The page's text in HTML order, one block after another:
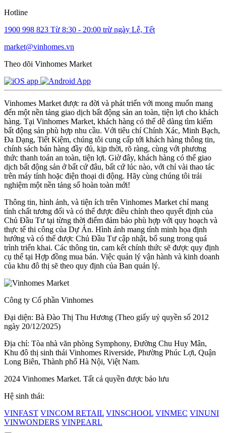
Hotline
1900 998 823 Từ 8:30 - 20:00 trừ ngày Lễ, Tết
market@vinhomes.vn
Theo dõi Vinhomes Market
Vinhomes Market được ra đời và phát triển với mong muốn mang
đến một nền tảng giao dịch bất động sản an toàn, tiện lợi cho khách
hàng. Tại Vinhomes Market, khách hàng có thể dễ dàng tìm kiếm
bất động sản phù hợp nhu cầu. Với tiêu chí Chính Xác, Minh Bạch,
Đa Dạng, Tiết Kiệm, chúng tôi cung cấp tới khách hàng thông tin,
chính sách bán hàng đầy đủ, kịp thời, rõ ràng, cùng với phương
thức thanh toán an toàn, tiện lợi. Giờ đây, khách hàng có thể giao
dịch bất động sản ở bất cứ đâu, bất cứ lúc nào, với chỉ vài thao tác
trên máy tính hoặc điện thoại di động. Hãy cùng chúng tôi trải
nghiệm một nền tảng số hoàn toàn mới!
Thông tin, hình ảnh, và tiện ích trên Vinhomes Market chỉ mang
tính chất tương đối và có thể được điều chỉnh theo quyết định của
Chủ Đầu Tư tại từng thời điểm đảm bảo phù hợp với quy hoạch và
thực tế thi công của Dự Án. Hình ảnh mang tính minh họa định
hướng và có thể được Chủ Đầu Tư cập nhật, bổ sung trong quá
trình triển khai. Các thông tin, cam kết chính thức sẽ được quy định
cụ thể tại Hợp đồng mua bán. Việc quản lý vận hành và kinh doanh
của khu đô thị sẽ theo quy định của Ban quản lý.
Công ty Cổ phần Vinhomes
Đại diện: Bà Đào Thị Thu Hương (Theo giấy uỷ quyền số 2012
ngày 20/12/2025)
Địa chỉ: Tòa nhà văn phòng Symphony, Đường Chu Huy Mân,
Khu đô thị sinh thái Vinhomes Riverside, Phường Phúc Lợi, Quận
Long Biên, Thành phố Hà Nội, Việt Nam.
2024 Vinhomes Market. Tất cả quyền được bảo lưu
Hệ sinh thái:
VINFAST VINCOM RETAIL VINSCHOOL VINMEC VINUNI
VINWONDERS VINPEARL